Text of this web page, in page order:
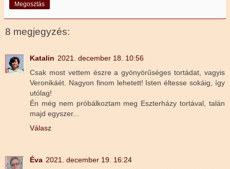
Megosztás
8 megjegyzés:
Katalin 2021. december 18. 10:56
Csak most vettem észre a gyönyörűséges tortádat, vagyis
Veronikáét. Nagyon finom lehetett! Isten éltesse sokáig, így
utólag!
Én még nem próbálkoztam meg Eszterházy tortával, talán
majd egyszer...
Válasz
Éva 2021. december 19. 16:24